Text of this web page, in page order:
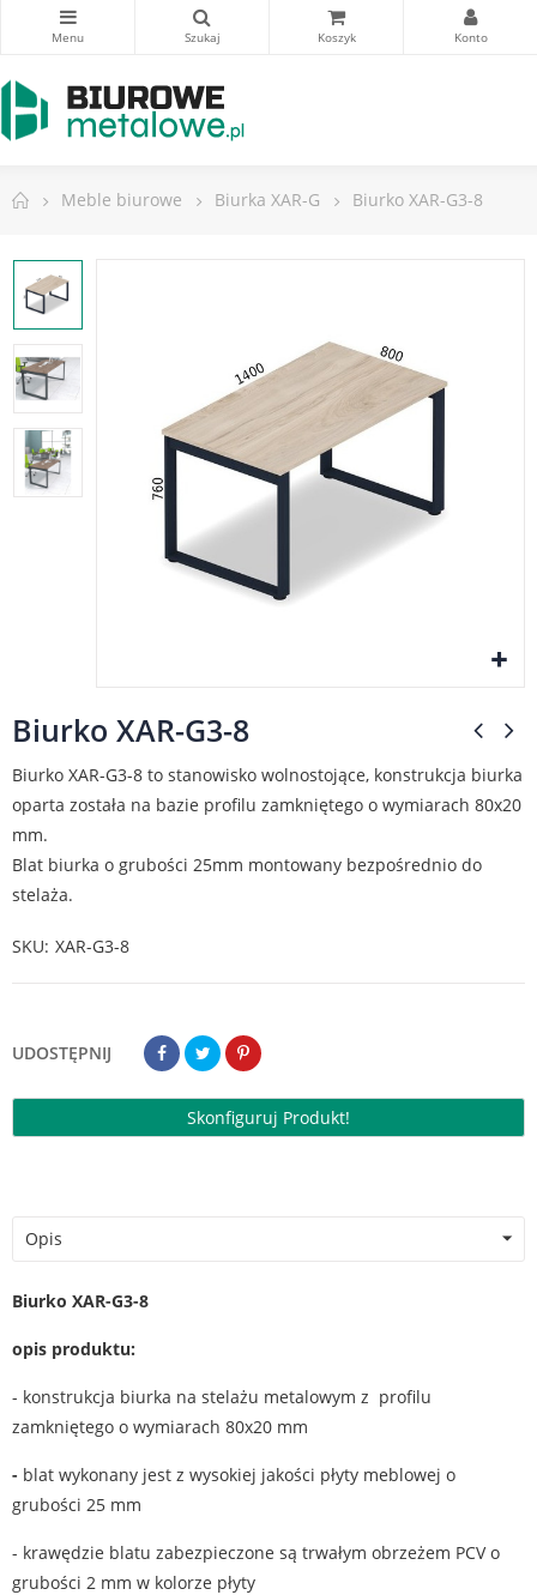
Meble biurowe Biurka XAR-G Biurko XAR-G3-8
Biurko XAR-G3-8
Biurko XAR-G3-8 to stanowisko wolnostojące, konstrukcja biurka
oparta została na bazie profilu zamkniętego o wymiarach 80x20
mm.
Blat biurka o grubości 25mm montowany bezpośrednio do
stelaża.
SKU XAR-G3-8
UDOSTĘPNIJ
Skonfiguruj Produkt!
Opis
Biurko XAR-G3-8
opis produktu:
- konstrukcja biurka na stelażu metalowym z profilu
zamkniętego o wymiarach 80x20 mm
- blat wykonany jest z wysokiej jakości płyty meblowej o
grubości 25 mm
- krawędzie blatu zabezpieczone są trwałym obrzeżem PCV o
grubości 2 mm w kolorze płyty